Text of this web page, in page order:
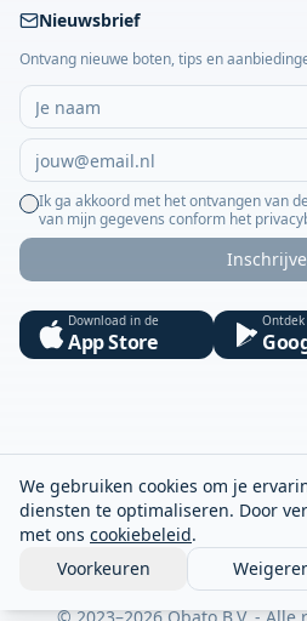
We gebruiken cookies om je
diensten te optimaliseren. Door
met ons cookiebeleid.
Voorkeuren
Nieuwsbrief
Ontvang nieuwe boten, tips en
Ik ga akkoord met het ontvangen van
van mijn gegevens conform het
Download in de
App Store